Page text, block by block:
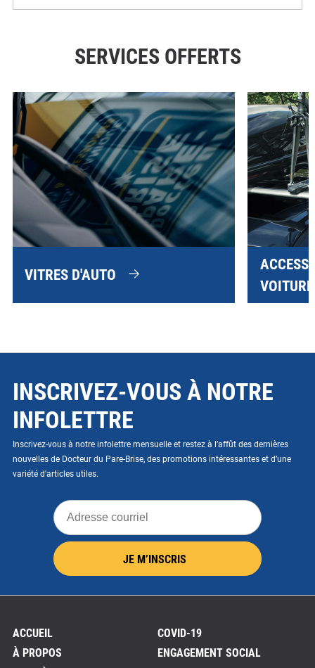
SERVICES OFFERTS
VITRES D'AUTO
INSCRIVEZ-VOUS À NOTRE
INFOLETTRE
Inscrivez-vous à notre infolettre mensuelle et restez à l’affût des dernières
nouvelles de Docteur du Pare-Brise, des promotions intéressantes et d’une
variété d'articles utiles.
Adresse
courriel
JE M’INSCRIS
ACCUEIL
À PROPOS
COVID-19
ENGAGEMENT SOCIAL